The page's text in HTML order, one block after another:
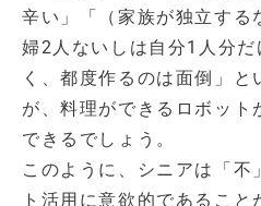
辛い」「（家族が独立する
婦2人ないしは自分1人分
く、都度作るのは面倒」
が、料理ができるロボット
できるでしょう。
このように、シニアは「不
ト活用に意欲的であるこ